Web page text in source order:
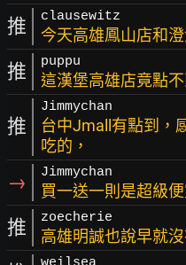
推 clausewitz
今天高雄鳳山店和
推 puppu
這漢堡高雄店竟點
推
Jimmychan
台中Jmall有點到，
吃的，
→ Jimmychan
買一送一則是超級
推 zoecherie
高雄明誠也說早就